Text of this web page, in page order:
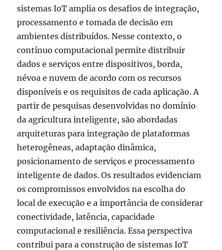
sistemas IoT amplia os desafios de integração,
processamento e tomada de decisão em
ambientes distribuídos. Nesse contexto, o
contínuo computacional permite distribuir
dados e serviços entre dispositivos, borda,
névoa e nuvem de acordo com os recursos
disponíveis e os requisitos de cada aplicação. A
partir de pesquisas desenvolvidas no domínio
da agricultura inteligente, são abordadas
arquiteturas para integração de plataformas
heterogêneas, adaptação dinâmica,
posicionamento de serviços e processamento
inteligente de dados. Os resultados evidenciam
os compromissos envolvidos na escolha do
local de execução e a importância de considerar
conectividade, latência, capacidade
computacional e resiliência. Essa perspectiva
contribui para a construção de sistemas IoT